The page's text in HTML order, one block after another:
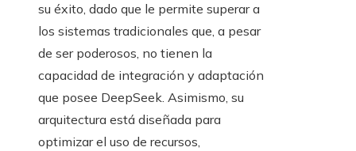
su éxito, dado que le permite superar a
los sistemas tradicionales que, a pesar
de ser poderosos, no tienen la
capacidad de integración y adaptación
que posee DeepSeek. Asimismo, su
arquitectura está diseñada para
optimizar el uso de recursos,